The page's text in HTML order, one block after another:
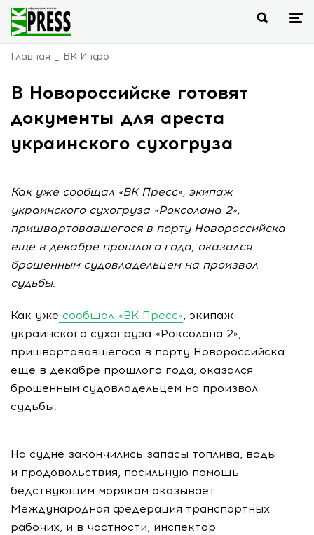
Главная ВК Инфо
В Новороссийске готовят
документы для ареста
украинского сухогруза
Как уже сообщал «ВК Пресс», экипаж
украинского сухогруза «Роксолана 2»,
пришвартовавшегося в порту Новороссийска
еще в декабре прошлого года, оказался
брошенным судовладельцем на произвол
судьбы.
Как уже сообщал «ВК Пресс», экипаж
украинского сухогруза «Роксолана 2»,
пришвартовавшегося в порту Новороссийска
еще в декабре прошлого года, оказался
брошенным судовладельцем на произвол
судьбы.
На судне закончились запасы топлива, воды
и продовольствия, посильную помощь
бедствующим морякам оказывает
Международная федерация транспортных
рабочих, и в частности, инспектор